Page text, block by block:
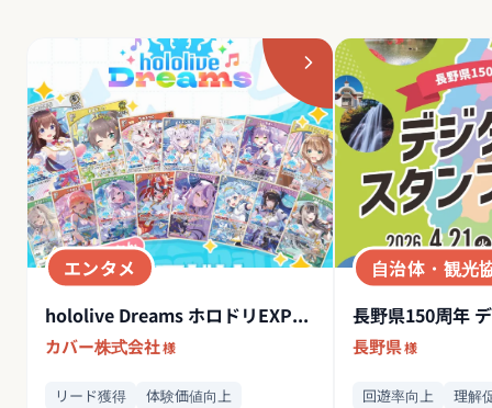
エンタメ
hololive Dreams ホロドリEXPOミッション
カバー株式会社様
リード獲得 体験価値向上
自治体・観光
長野県様
回遊率向上 理解